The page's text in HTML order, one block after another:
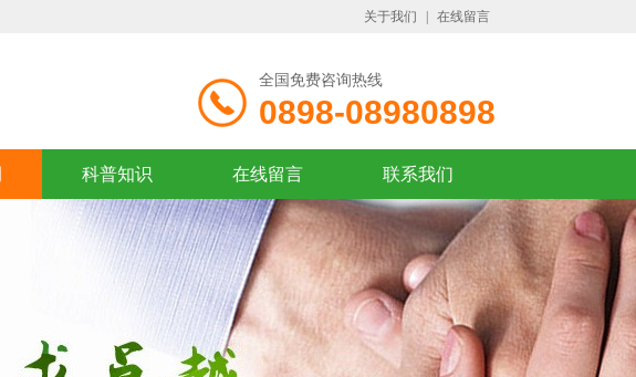
关于我们 在线留言
全国免费咨询热线
0898-08980898
科普知识 在线留言 联系我们